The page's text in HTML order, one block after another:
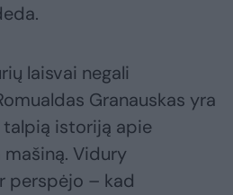
laisvai negali
Granauskas yra
istoriją apie
Vidury
perspėjo – kad